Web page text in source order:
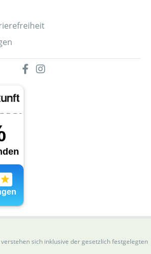
sich inklusive der gesetzlich festgelegten